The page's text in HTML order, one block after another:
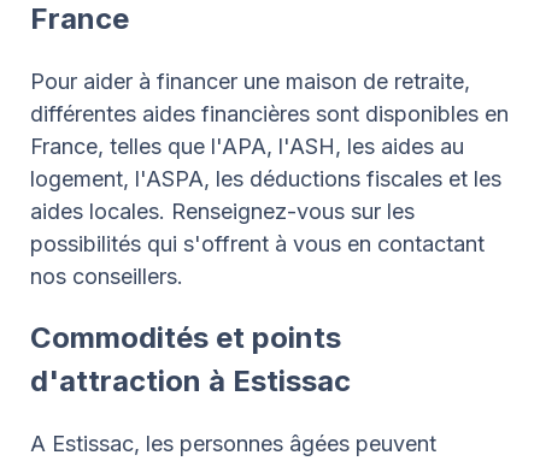
France
Pour aider à financer une maison de retraite,
différentes aides financières sont disponibles en
France, telles que l'APA, l'ASH, les aides au
logement, l'ASPA, les déductions fiscales et les
aides locales. Renseignez-vous sur les
possibilités qui s'offrent à vous en contactant
nos conseillers.
Commodités et points
d'attraction à Estissac
A Estissac, les personnes âgées peuvent